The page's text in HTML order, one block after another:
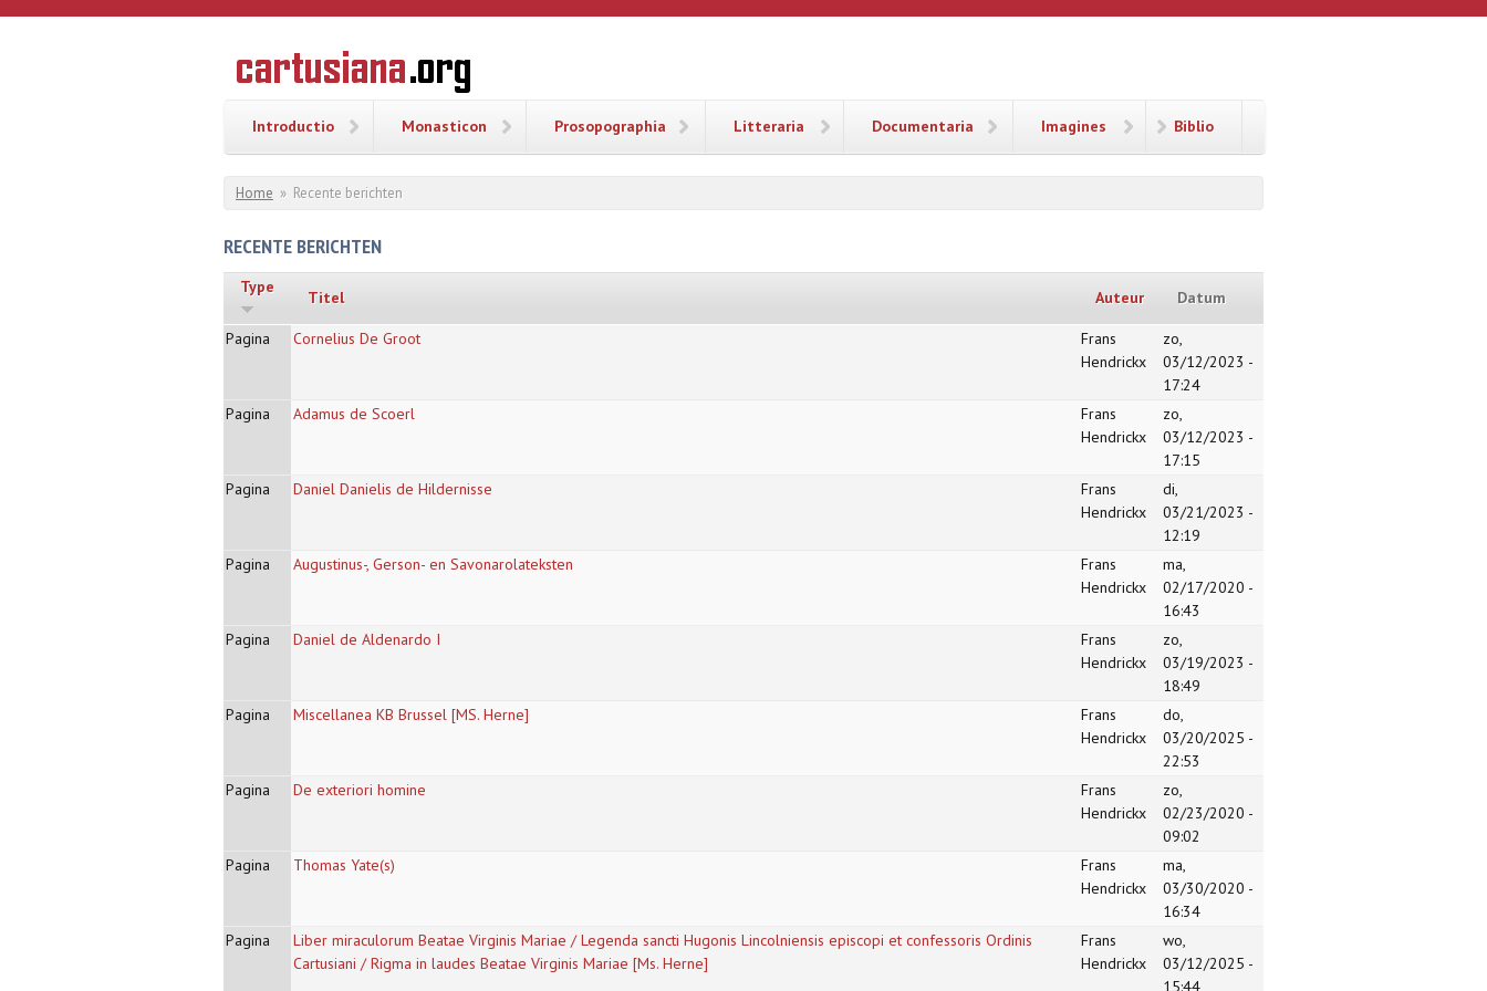
Overslaan en naar de inhoud gaan
CARTUSIANA
Geschiedenis
van de
Introductio Monasticon Prosopographia Litteraria Documentaria Imagines Biblio
U bent hier
Home » Recente berichten
RECENTE BERICHTEN
Type
Titel Auteur Datum
Pagina Cornelius De Groot
Frans
Hendrickx
zo,
03/12/2023 -
17:24
Pagina
Adamus de Scoerl
Frans
Hendrickx
zo,
03/12/2023 -
17:15
Pagina
Daniel Danielis de Hildernisse
Frans
Hendrickx
di,
03/21/2023 -
12:19
Pagina
Augustinus-, Gerson- en Savonarolateksten
Frans
Hendrickx
ma,
02/17/2020 -
16:43
Pagina
Daniel de Aldenardo I
Frans
Hendrickx
zo,
03/19/2023 -
18:49
Pagina
Miscellanea KB Brussel [MS. Herne]
Frans
Hendrickx
do,
03/20/2025 -
22:53
Pagina
De exteriori homine
Frans
Hendrickx
zo,
02/23/2020 -
09:02
Pagina
Thomas Yate(s)
Frans
Hendrickx
ma,
03/30/2020 -
16:34
Pagina
Liber miraculorum Beatae Virginis Mariae / Legenda sancti Hugonis Lincolniensis episcopi et confessoris Ordinis
Cartusiani / Rigma in laudes Beatae Virginis Mariae [Ms. Herne]
Frans
Hendrickx
wo,
03/12/2025 -
15:44